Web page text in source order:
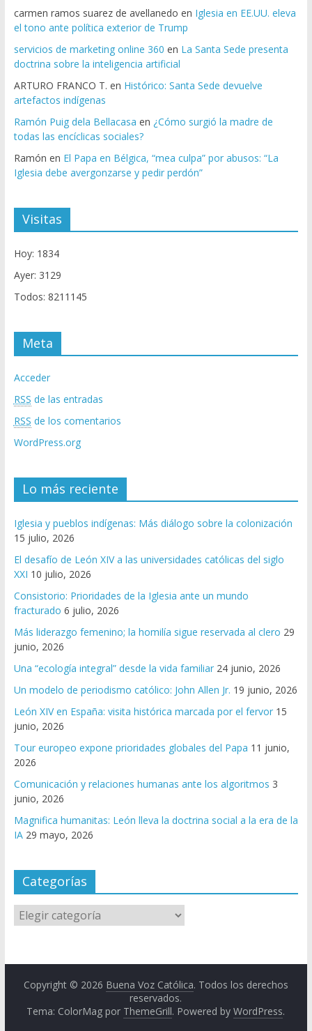
carmen ramos suarez de avellanedo en Iglesia en EE.UU. eleva
el tono ante política exterior de Trump
servicios de marketing online 360 en La Santa Sede presenta
doctrina sobre la inteligencia artificial
ARTURO FRANCO T. en Histórico: Santa Sede devuelve
artefactos indígenas
Ramón Puig dela Bellacasa en ¿Cómo surgió la madre de
todas las encíclicas sociales?
Ramón en El Papa en Bélgica, “mea culpa” por abusos: “La
Iglesia debe avergonzarse y pedir perdón”
Visitas
Hoy: 1834
Ayer: 3129
Todos: 8211145
Meta
Acceder
RSS de las entradas
RSS de los comentarios
WordPress.org
Lo más reciente
Iglesia y pueblos indígenas: Más diálogo sobre la colonización
15 julio, 2026
El desafío de León XIV a las universidades católicas del siglo
XXI 10 julio, 2026
Consistorio: Prioridades de la Iglesia ante un mundo
fracturado 6 julio, 2026
Más liderazgo femenino; la homilía sigue reservada al clero 29
junio, 2026
Una “ecología integral” desde la vida familiar 24 junio, 2026
Un modelo de periodismo católico: John Allen Jr. 19 junio, 2026
León XIV en España: visita histórica marcada por el fervor 15
junio, 2026
Tour europeo expone prioridades globales del Papa 11 junio,
2026
Comunicación y relaciones humanas ante los algoritmos 3
junio, 2026
Magnifica humanitas: León lleva la doctrina social a la era de la
IA 29 mayo, 2026
Categorías
Copyright © 2026 Buena Voz Católica. Todos los derechos
reservados.
Tema: ColorMag por ThemeGrill. Powered byWordPress.